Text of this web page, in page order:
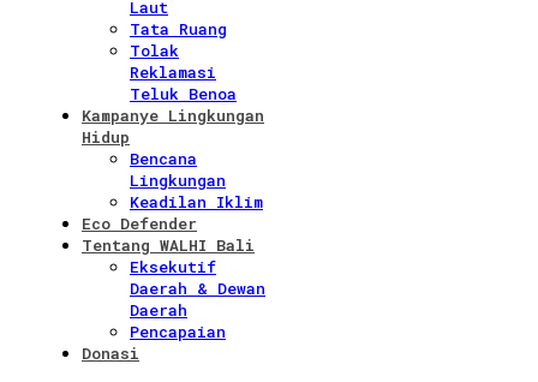
Laut
Tata Ruang
Tolak
Reklamasi
Teluk Benoa
Kampanye Lingkungan
Hidup
Bencana
Lingkungan
Keadilan Iklim
Eco Defender
Tentang WALHI Bali
Eksekutif
Daerah & Dewan
Daerah
Pencapaian
Donasi